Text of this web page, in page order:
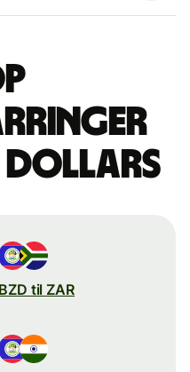
dollars
BZD til ZAR